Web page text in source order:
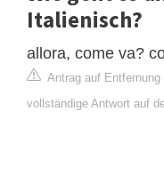
Italienisch?
allora, come va?
Antrag auf Entfernung
vollständige Antwort auf